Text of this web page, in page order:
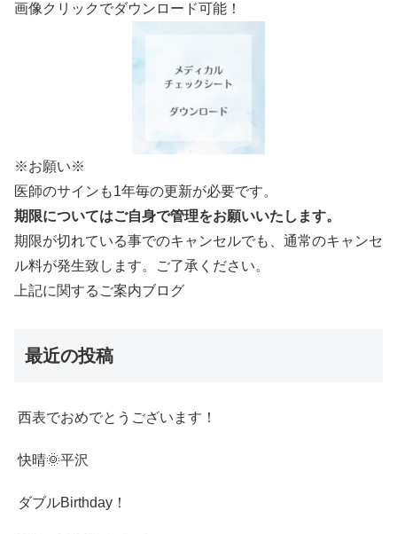
画像クリックでダウンロード可能！
※お願い※
医師のサインも1年毎の更新が必要です。
期限についてはご自身で管理をお願いいたします。
期限が切れている事でのキャンセルでも、通常のキャンセ
ル料が発生致します。ご了承ください。
上記に関するご案内ブログ
最近の投稿
西表でおめでとうございます！
快晴🌞平沢
ダブルBirthday！